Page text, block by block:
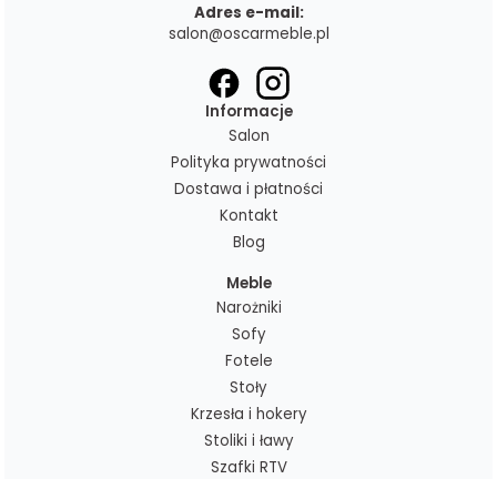
Adres e-mail:
salon@oscarmeble.pl
Informacje
Salon
Polityka prywatności
Dostawa i płatności
Kontakt
Blog
Meble
Narożniki
Sofy
Fotele
Stoły
Krzesła i hokery
Stoliki i ławy
Szafki RTV